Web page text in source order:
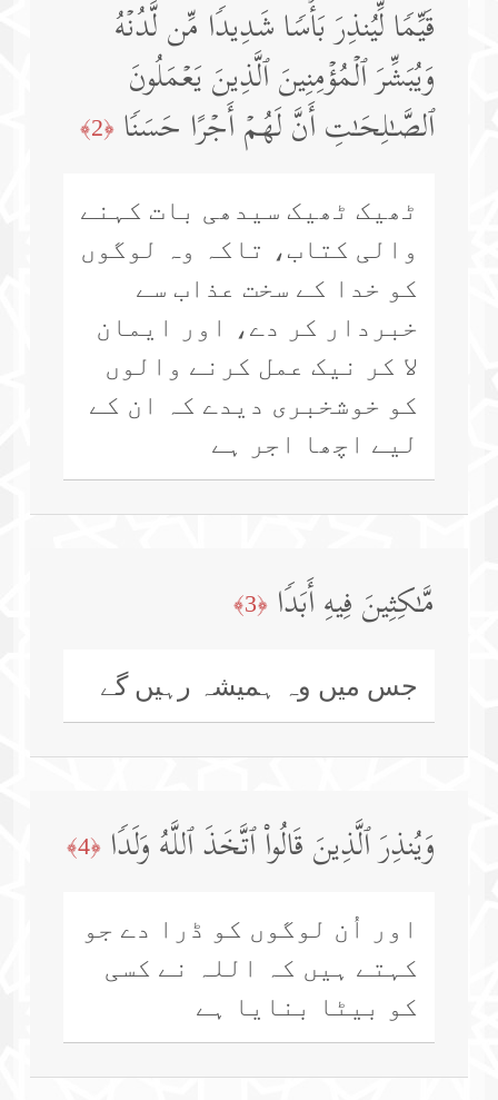
قَیِّمࣰا لِّیُنذِرَ بَأۡسࣰا شَدِیدࣰا مِّن لَّدُنۡهُ
وَیُبَشِّرَ ٱلۡمُؤۡمِنِینَ ٱلَّذِینَ یَعۡمَلُونَ
ٱلصَّـٰلِحَـٰتِ أَنَّ لَهُمۡ أَجۡرًا حَسَنࣰا ﴿2﴾
ٹھیک ٹھیک سیدھی بات کہنے
والی کتاب، تاکہ وہ لوگوں
کو خدا کے سخت عذاب سے
خبردار کر دے، اور ایمان
لا کر نیک عمل کرنے والوں
کو خوشخبری دیدے کہ ان کے
لیے اچھا اجر ہے
مَّـٰكِثِینَ فِیهِ أَبَدࣰا ﴿3﴾
جس میں وہ ہمیشہ رہیں گے
وَیُنذِرَ ٱلَّذِینَ قَالُوا۟ ٱتَّخَذَ ٱللَّهُ وَلَدࣰا ﴿4﴾
اور اُن لوگوں کو ڈرا دے جو
کہتے ہیں کہ اللہ نے کسی
کو بیٹا بنایا ہے